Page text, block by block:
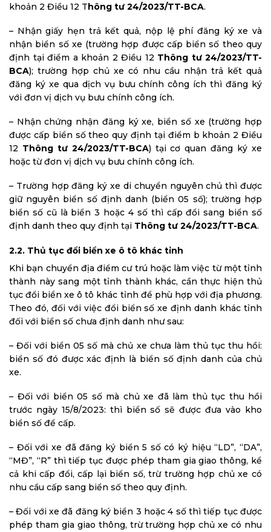
khoản 2 Điều 12 Thông tư 24/2023/TT-BCA.
– Nhận giấy hẹn trả kết quả, nộp lệ phí đăng ký xe và
nhận biển số xe (trường hợp được cấp biển số theo quy
định tại điểm a khoản 2 Điều 12 Thông tư 24/2023/TT-
BCA); trường hợp chủ xe có nhu cầu nhận trả kết quả
đăng ký xe qua dịch vụ bưu chính công ích thì đăng ký
với đơn vị dịch vụ bưu chính công ích.
– Nhận chứng nhận đăng ký xe, biển số xe (trường hợp
được cấp biển số theo quy định tại điểm b khoản 2 Điều
12 Thông tư 24/2023/TT-BCA) tại cơ quan đăng ký xe
hoặc từ đơn vị dịch vụ bưu chính công ích.
– Trường hợp đăng ký xe di chuyển nguyên chủ thì được
giữ nguyên biển số định danh (biển 05 số); trường hợp
biển số cũ là biển 3 hoặc 4 số thì cấp đổi sang biển số
định danh theo quy định tại Thông tư 24/2023/TT-BCA.
2.2. Thủ tục đổi biển xe ô tô khác tỉnh
Khi bạn chuyển địa điểm cư trú hoặc làm việc từ một tỉnh
thành này sang một tỉnh thành khác, cần thực hiện thủ
tục đổi biển xe ô tô khác tỉnh để phù hợp với địa phương.
Theo đó, đối với việc đổi biển số xe định danh khác tỉnh
đối với biển số chưa định danh như sau:
– Đối với biển 05 số mà chủ xe chưa làm thủ tục thu hồi:
biển số đó được xác định là biển số định danh của chủ
xe.
– Đối với biển 05 số mà chủ xe đã làm thủ tục thu hồi
trước ngày 15/8/2023: thì biển số sẽ được đưa vào kho
biển số để cấp.
– Đối với xe đã đăng ký biển 5 số có ký hiệu “LD”, “DA”,
“MĐ”, “R” thì tiếp tục được phép tham gia giao thông, kể
cả khi cấp đổi, cấp lại biển số, trừ trường hợp chủ xe có
nhu cầu cấp sang biển số theo quy định.
– Đối với xe đã đăng ký biển 3 hoặc 4 số thì tiếp tục được
phép tham gia giao thông, trừ trường hợp chủ xe có nhu